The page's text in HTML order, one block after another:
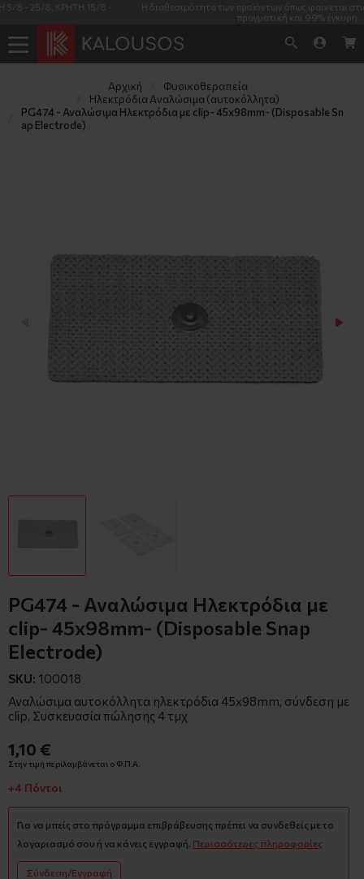
Η διαθεσιμότητα των προϊόντων όπως φαίνεται στις καρτέλες τους είναι
πραγματική και 99% έγκυρη
Αρχική
Φυσικοθεραπεία
Ηλεκτρόδια Αναλώσιμα (αυτοκόλλητα)
PG474 - Αναλώσιμα Ηλεκτρόδια με clip- 45x98mm- (Disposable Sn
ap Electrode)
PG474 - Αναλώσιμα Ηλεκτρόδια με
clip- 45x98mm- (Disposable Snap
Electrode)
SKU: 100018
Αναλώσιμα αυτοκόλλητα ηλεκτρόδια 45x98mm, σύνδεση με
clip, Συσκευασία πώλησης 4 τμχ
1,10 €
Στην τιμή περιλαμβάνεται ο Φ.Π.Α.
+4 Πόντοι
Για να μπείς στο πρόγραμμα επιβράβευσης πρέπει να συνδεθείς με το
λογαριασμό σου ή να κάνεις εγγραφή. Περισσότερες πληροφορίες
Σύνδεση/Εγγραφή